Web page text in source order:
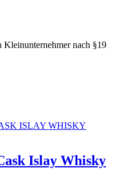
Kleinunternehmer nach §19
Islay Whisky